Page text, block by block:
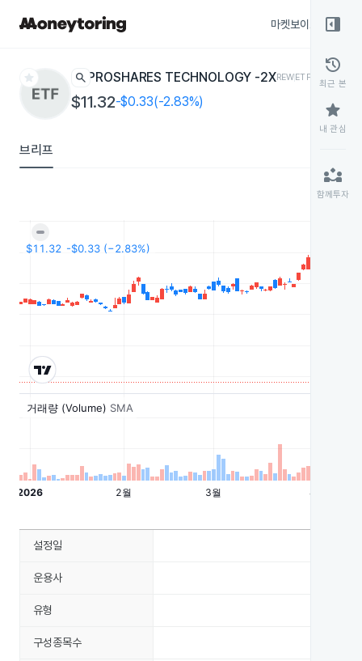
마켓보이스
star search PROSHARES TECHNOLOGY -2XREWETF
$11.32-$0.33(-2.83%)
브리프
right_panel_open
history
최근 본
star
내 관심
partner_exchange
함께투자